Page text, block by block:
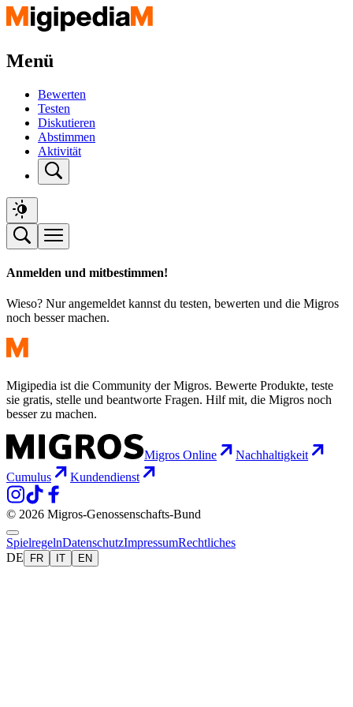
Menü
Bewerten
Testen
Diskutieren
Abstimmen
Aktivität
Anmelden und mitbestimmen!
Wieso? Nur angemeldet kannst du testen, bewerten und die Migros
noch besser machen.
Migipedia ist die Community der Migros. Bewerte Produkte, teste
sie gratis, stelle und beantworte Fragen. Hilf mit, die Migros noch
besser zu machen.
Migros Online
Nachhaltigkeit
Cumulus
Kundendienst
© 2026 Migros-Genossenschafts-Bund
SpielregelnDatenschutzImpressumRechtliches
DE
FR IT EN